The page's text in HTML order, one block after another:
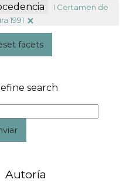
I Certamen de
1991
facets
search
Autoría